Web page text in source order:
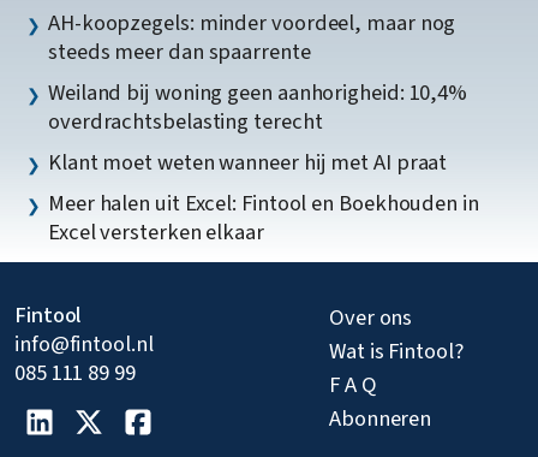
AH-koopzegels: minder voordeel, maar nog
steeds meer dan spaarrente
Weiland bij woning geen aanhorigheid: 10,4%
overdrachtsbelasting terecht
Klant moet weten wanneer hij met AI praat
Meer halen uit Excel: Fintool en Boekhouden in
Excel versterken elkaar
Fintool
info@fintool.nl
085 111 89 99
Over ons
Wat is Fintool?
F A Q
Abonneren